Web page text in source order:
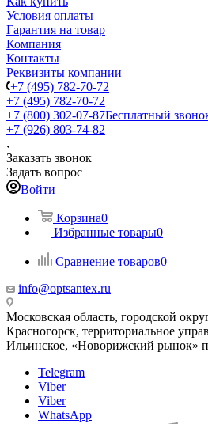
Условия оплаты
Гарантия на товар
Компания
Контакты
Реквизиты компании
+7 (495) 782-70-72
+7 (495) 782-70-72
+7 (800) 302-07-87Бесплатный
+7 (926) 803-74-82
Заказать звонок
Задать вопрос
Войти
Корзина0
Избранные товары0
Сравнение товаров0
info@optsantex.ru
Московская область, городской
Красногорск, территориальное
Ильинское, «Новорижский рынок»
Telegram
Viber
Viber
WhatsApp